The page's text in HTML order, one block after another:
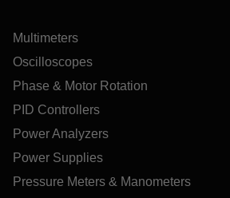
Multimeters
Oscilloscopes
Phase & Motor Rotation
PID Controllers
Power Analyzers
Power Supplies
Pressure Meters & Manometers